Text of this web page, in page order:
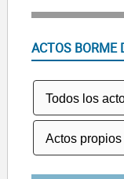
ACTOS BORME